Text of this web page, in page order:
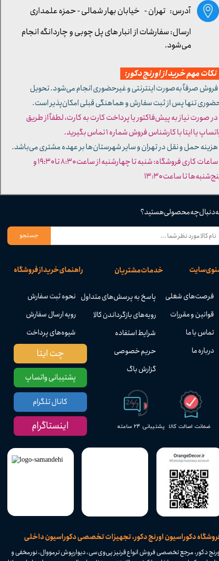
دکوراسیون اورنج دکور، تجهیزات تخصصی دکوراسیون داخلی
پشتیبانی ۲۴ ساعته ضمانت اصالت کالا
راهنمای خرید از فروشگاه
نحوه ثبت سفارش
رویه ارسال سفارش
شیوه‌های پرداخت
خدمات مشتریان
پاسخ به پرسش‌های متداول
رویه‌های بازگرداندن کالا
شرایط استفاده
حریم خصوصی
گزارش باگ
سایت
فرصت‌های شغلی
قوانین و مقررات
تماس با ما
درباره ما
دنبال چه محصولی هستید؟
جستجو
دکور، مرجع تخصصی فروش انواع قرنیز پی‌وی‌سی، دیوارپوش ترمووال، نورمخفی و
پشتیبانی واتساپ
چت ایتا
کانال تلگرام
اینستاگرام
آدرس: تهران - خیابان بهار شمالی - حمزه علمداری
مهم خرید از اورنج دکور:
صرفاً به‌صورت اینترنتی و غیرحضوری انجام می‌شود. تحویل
تنها پس از ثبت سفارش و هماهنگی قبلی امکان‌پذیر است.
صورت نیاز به پیش‌فاکتور یا پرداخت کارت به کارت، لطفاً از طریق
یا ایتا با کارشناس فروش شماره ۱ تماس بگیرید.
حمل و نقل در تهران و سایر شهرستان‌ها بر عهده مشتری می‌باشد.
- ساعات کاری فروشگاه: شنبه تا چهارشنبه از ساعت ۸:۳۰ تا ۱۹:۳۰ و
تا ساعت ۱۳:۳۰​​​​​​​
ارسال: سفارشات از انبار های پل چوبی و چاردانگه انجام
می‌شود.